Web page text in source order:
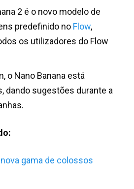
2 é o novo modelo de
predefinido no Flow,
os utilizadores do Flow
o Nano Banana está
dando sugestões durante a
gama de colossos